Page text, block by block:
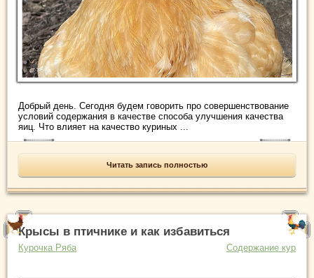
Добрый день. Сегодня будем говорить про совершенствование
условий содержания в качестве способа улучшения качества
яиц. Что влияет на качество куриных ...
Читать запись полностью
Крысы в птичнике и как избавиться
Курочка Ряба Содержание кур